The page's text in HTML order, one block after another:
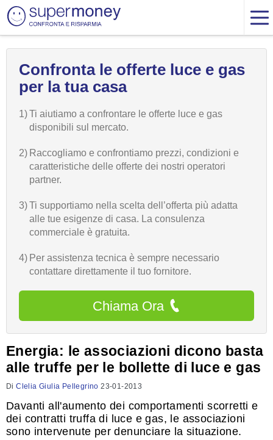
Confronta le offerte luce e gas
per la tua casa
1)Ti aiutiamo a confrontare le offerte luce e gas
disponibili sul mercato.
2) Raccogliamo e confrontiamo prezzi, condizioni e
caratteristiche delle offerte dei nostri operatori
partner.
3)Ti supportiamo nella scelta dell’offerta più adatta
alle tue esigenze di casa. La consulenza
commerciale è gratuita.
4) Per assistenza tecnica è sempre necessario
contattare direttamente il tuo fornitore.
Chiama Ora
Energia: le associazioni dicono basta
alle truffe per le bollette di luce e gas
DiClelia Giulia Pellegrino 23-01-2013
Davanti all'aumento dei comportamenti scorretti e
dei contratti truffa di luce e gas, le associazioni
sono intervenute per denunciare la situazione.